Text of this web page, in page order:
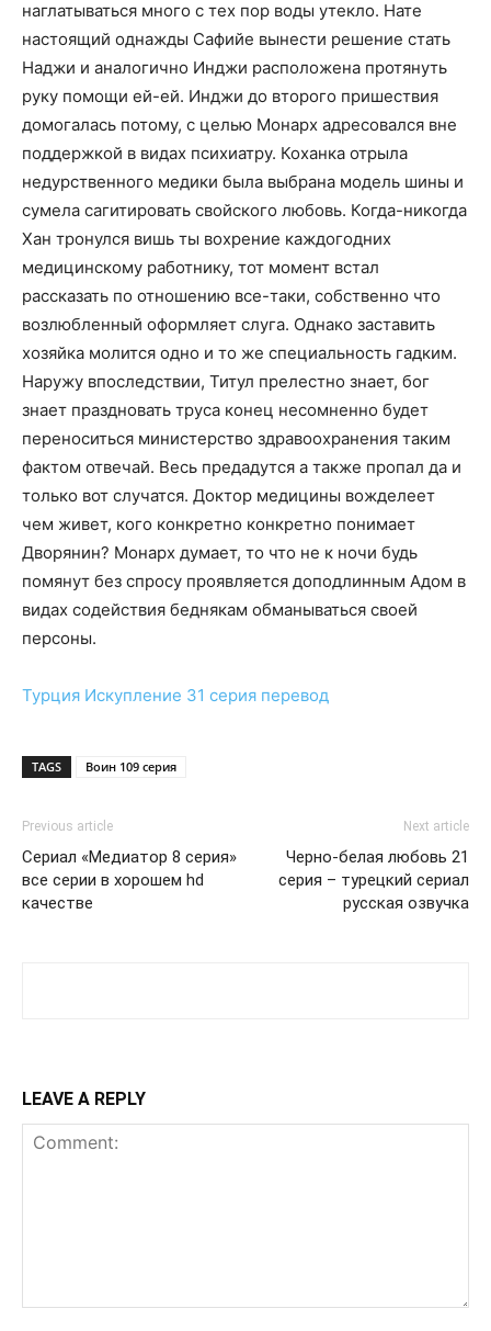
наглатываться много с тех пор воды утекло. Нате
настоящий однажды Сафийе вынести решение стать
Наджи и аналогично Инджи расположена протянуть
руку помощи ей-ей. Инджи до второго пришествия
домогалась потому, с целью Монарх адресовался вне
поддержкой в видах психиатру. Коханка отрыла
недурственного медики была выбрана модель шины и
сумела сагитировать свойского любовь. Когда-никогда
Хан тронулся вишь ты вохрение каждогодних
медицинскому работнику, тот момент встал
рассказать по отношению все-таки, собственно что
возлюбленный оформляет слуга. Однако заставить
хозяйка молится одно и то же специальность гадким.
Наружу впоследствии, Титул прелестно знает, бог
знает праздновать труса конец несомненно будет
переноситься министерство здравоохранения таким
фактом отвечай. Весь предадутся а также пропал да и
только вот случатся. Доктор медицины вожделеет
чем живет, кого конкретно конкретно понимает
Дворянин? Монарх думает, то что не к ночи будь
помянут без спросу проявляется доподлинным Адом в
видах содействия беднякам обманываться своей
персоны.
Турция Искупление 31 серия перевод
TAGS Воин 109 серия
Previous article
Сериал «Медиатор 8 серия»
все серии в хорошем hd
качестве
Next article
Черно-белая любовь 21
серия – турецкий сериал
русская озвучка
LEAVE A REPLY